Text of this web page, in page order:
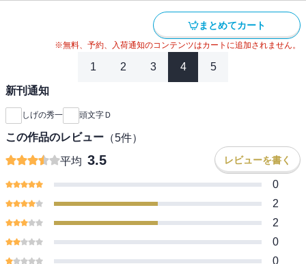
まとめてカート
※無料、予約、入荷通知のコンテンツはカートに追加されません。
1 2 3 4 5
新刊通知
しげの秀一 頭文字Ｄ
この作品のレビュー （5件）
平均 3.5 レビューを書く
0
2
2
0
0